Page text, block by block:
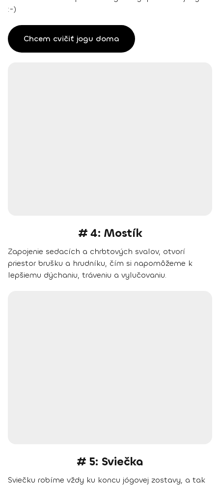
:-)
Chcem cvičiť jogu doma
# 4: Mostík
Zapojenie sedacích a chrbtových svalov, otvorí
priestor brušku a hrudníku, čím si napomôžeme k
lepšiemu dýchaniu, tráveniu a vylučovaniu.
# 5: Sviečka
Sviečku robíme vždy ku koncu jógovej zostavy, a tak